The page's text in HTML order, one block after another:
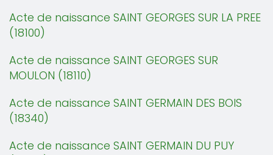
Acte de naissance SAINT GEORGES SUR LA PREE
(18100)
Acte de naissance SAINT GEORGES SUR
MOULON (18110)
Acte de naissance SAINT GERMAIN DES BOIS
(18340)
Acte de naissance SAINT GERMAIN DU PUY